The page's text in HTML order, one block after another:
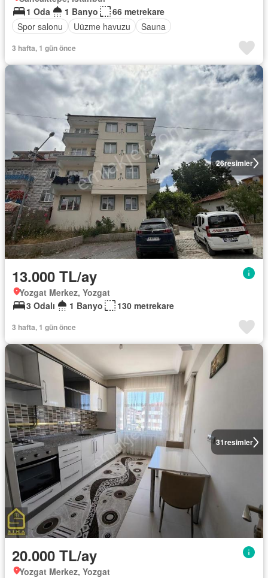
1 Oda
1 Banyo
66 metrekare
Spor salonu
Uüzme havuzu Sauna
3 hafta, 1 gün önce
26resimler
13.000 TL/ay
Yozgat Merkez, Yozgat
3 Odalı
1 Banyo 130 metrekare
3 hafta, 1 gün önce
31resimler
20.000 TL/ay
Yozgat Merkez, Yozgat